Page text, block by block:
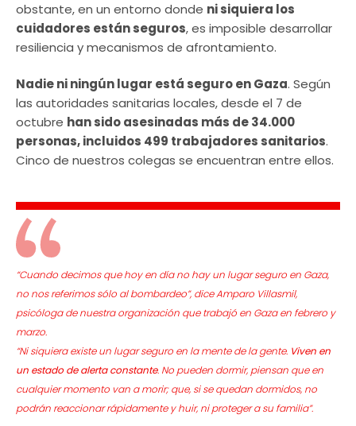
obstante, en un entorno donde ni siquiera los
cuidadores están seguros, es imposible desarrollar
resiliencia y mecanismos de afrontamiento.
Nadie ni ningún lugar está seguro en Gaza. Según
las autoridades sanitarias locales, desde el 7 de
octubre han sido asesinadas más de 34.000
personas, incluidos 499 trabajadores sanitarios.
Cinco de nuestros colegas se encuentran entre ellos.
“Cuando decimos que hoy en día no hay un lugar seguro en Gaza,
no nos referimos sólo al bombardeo”, dice Amparo Villasmil,
psicóloga de nuestra organización que trabajó en Gaza en febrero y
marzo.
“Ni siquiera existe un lugar seguro en la mente de la gente. Viven en
un estado de alerta constante. No pueden dormir, piensan que en
cualquier momento van a morir; que, si se quedan dormidos, no
podrán reaccionar rápidamente y huir, ni proteger a su familia”.